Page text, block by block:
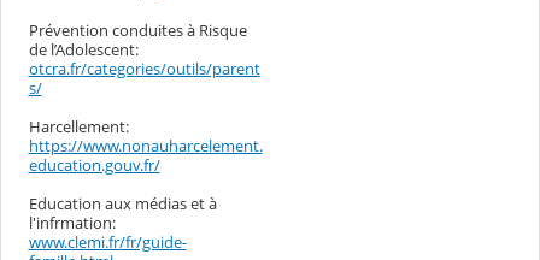
Prévention conduites à Risque
de l’Adolescent:
otcra.fr/categories/outils/parent
s/
Harcellement:
https://www.nonauharcelement.
education.gouv.fr/
Education aux médias et à
l'infrmation:
www.clemi.fr/fr/guide-